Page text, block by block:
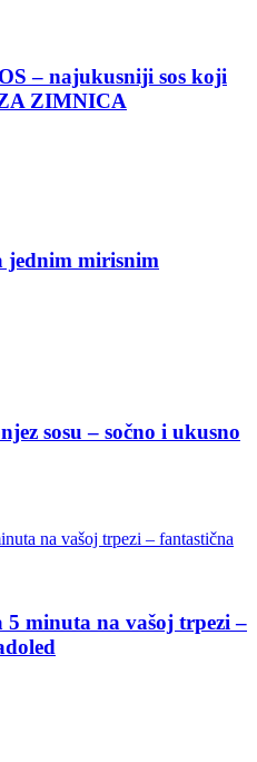
– najukusniji sos koji
ZIMNICA
jednim mirisnim
sosu – sočno i ukusno
minuta na vašoj trpezi –